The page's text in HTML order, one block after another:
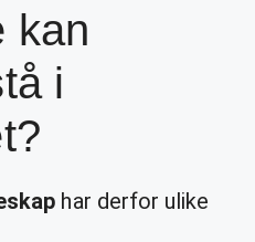
kan
i
har derfor ulike